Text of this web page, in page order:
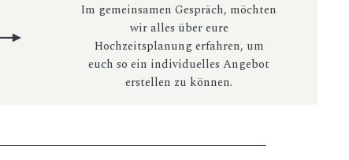
Im gemeinsamen Gespräch, möchten
wir alles über eure
Hochzeitsplanung erfahren, um
euch so ein individuelles Angebot
erstellen zu können.